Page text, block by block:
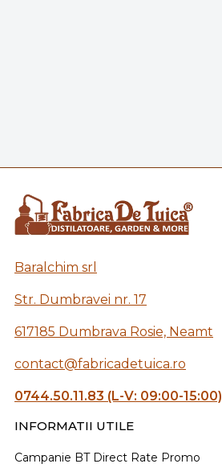
Baralchim srl
Str. Dumbravei nr. 17
617185 Dumbrava Rosie, Neamt
contact@fabricadetuica.ro
0744.50.11.83 (L-V: 09:00-15:00)
INFORMATII UTILE
Campanie BT Direct Rate Promo